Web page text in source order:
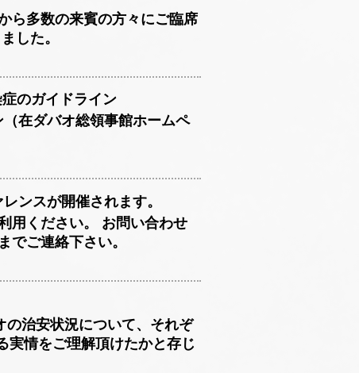
ら多数の来賓の方々にご臨席
した。
のガイドライン
在ダバオ総領事館ホームペ
ンスが開催されます。
用ください。 お問い合わせ
ご連絡下さい。
の治安状況について、それぞ
情をご理解頂けたかと存じ